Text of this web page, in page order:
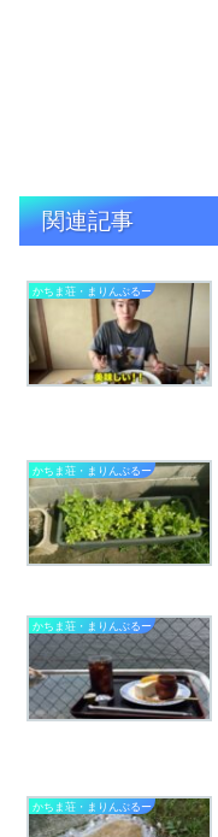
関連記事
かちま荘・まりんぶるー
かちま荘・まりんぶるー
かちま荘・まりんぶるー
かちま荘・まりんぶるー